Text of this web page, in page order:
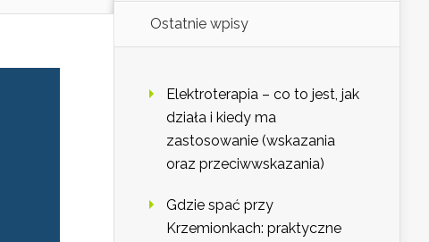
Ostatnie wpisy
Elektroterapia – co to jest, jak
działa i kiedy ma
zastosowanie (wskazania
oraz przeciwwskazania)
Gdzie spać przy
Krzemionkach: praktyczne